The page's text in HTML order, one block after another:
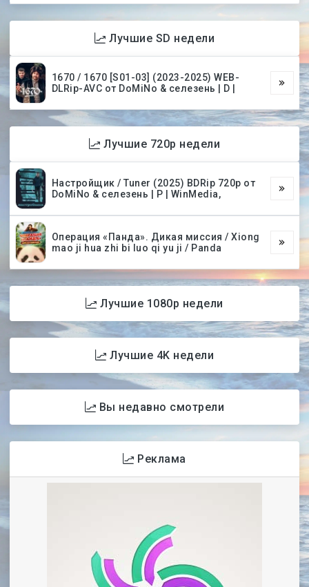
Лучшие SD недели
1670 / 1670 [S01-03] (2023-2025) WEB-
DLRip-AVC от DoMiNo & селезень | D |
Лучшие 720p недели
Настройщик / Tuner (2025) BDRip 720p от
DoMiNo & селезень | P | WinMedia,
Операция «Панда». Дикая миссия / Xiong
mao ji hua zhi bi luo qi yu ji / Panda
Лучшие 1080p недели
Лучшие 4K недели
Вы недавно смотрели
Реклама